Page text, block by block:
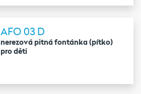
AFO 03 D
nerezová pitná fontánka (pítko)
pro děti